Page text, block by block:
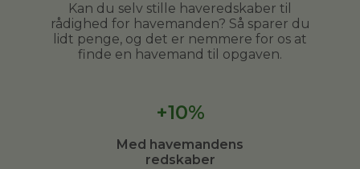
Kan du selv stille haveredskaber til
rådighed for havemanden? Så sparer du
lidt penge, og det er nemmere for os at
finde en havemand til opgaven.
+10%
Med havemandens
redskaber